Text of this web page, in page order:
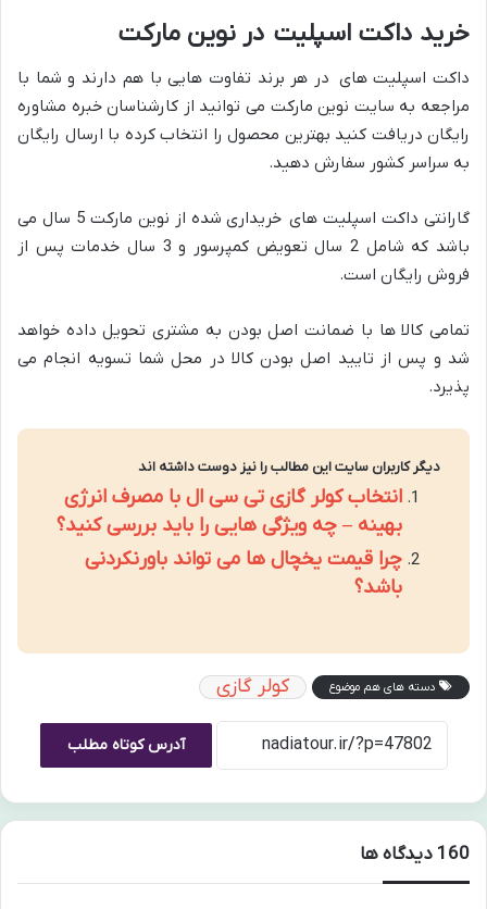
خرید داکت اسپلیت در نوین مارکت
داکت اسپلیت های در هر برند تفاوت هایی با هم دارند و شما با
مراجعه به سایت نوین مارکت می توانید از کارشناسان خبره مشاوره
رایگان دریافت کنید بهترین محصول را انتخاب کرده با ارسال رایگان
به سراسر کشور سفارش دهید.
گارانتی داکت اسپلیت های خریداری شده از نوین مارکت 5 سال می
باشد که شامل 2 سال تعویض کمپرسور و 3 سال خدمات پس از
فروش رایگان است.
تمامی کالا ها با ضمانت اصل بودن به مشتری تحویل داده خواهد
شد و پس از تایید اصل بودن کالا در محل شما تسویه انجام می
پذیرد.
دیگر کاربران سایت این مطالب را نیز دوست داشته اند
انتخاب کولر گازی تی سی ال با مصرف انرژی
بهینه – چه ویژگی هایی را باید بررسی کنید؟
چرا قیمت یخچال ها می تواند باورنکردنی
باشد؟
دسته های هم موضوع کولر گازی
آدرس کوتاه مطلب
‫160 دیدگاه ها